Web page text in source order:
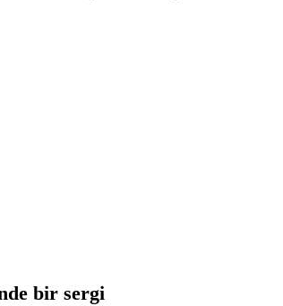
bir sergi